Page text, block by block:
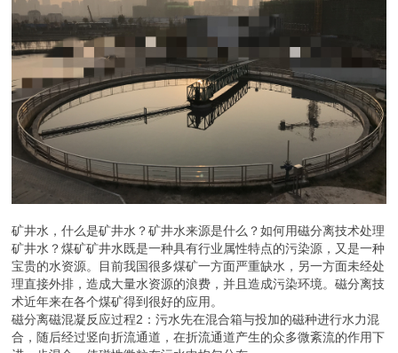
矿井水，什么是矿井水？矿井水来源是什么？如何用磁分离技术处理
矿井水？煤矿矿井水既是一种具有行业属性特点的污染源，又是一种
宝贵的水资源。目前我国很多煤矿一方面严重缺水，另一方面未经处
理直接外排，造成大量水资源的浪费，并且造成污染环境。磁分离技
术近年来在各个煤矿得到很好的应用。
磁分离磁混凝反应过程2：污水先在混合箱与投加的磁种进行水力混
合，随后经过竖向折流通道，在折流通道产生的众多微紊流的作用下